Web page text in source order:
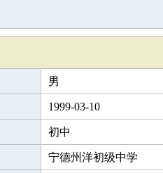
男
1999-03-10
初中
宁德州洋初级中学